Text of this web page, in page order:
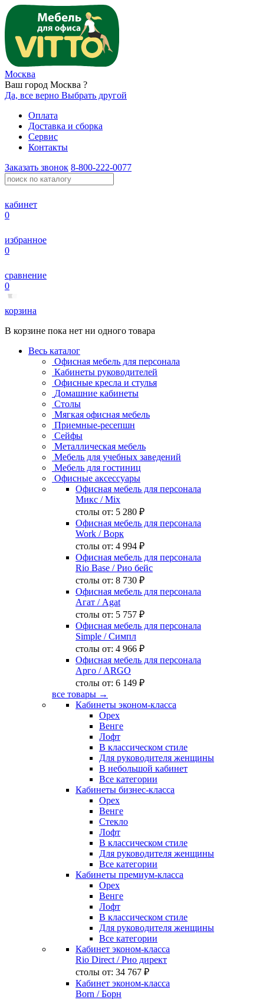
Москва
Ваш город Москва ?
Да, все верно Выбрать другой
Оплата
Доставка и сборка
Сервис
Контакты
Заказать звонок 8-800-222-0077
кабинет
0
избранное
0
сравнение
0
корзина
В корзине пока нет ни одного товара
Весь каталог
Офисная мебель для персонала
Кабинеты руководителей
Офисные кресла и стулья
Домашние кабинеты
Столы
Мягкая офисная мебель
Приемные-ресепшн
Сейфы
Металлическая мебель
Мебель для учебных заведений
Мебель для гостиниц
Офисные аксессуары
Офисная мебель для персонала
Микс / Mix
столы от: 5 280 ₽
Офисная мебель для персонала
Work / Ворк
столы от: 4 994 ₽
Офисная мебель для персонала
Rio Base / Рио бейс
столы от: 8 730 ₽
Офисная мебель для персонала
Агат / Agat
столы от: 5 757 ₽
Офисная мебель для персонала
Simple / Симпл
столы от: 4 966 ₽
Офисная мебель для персонала
Арго / ARGO
столы от: 6 149 ₽
все товары →
Кабинеты эконом-класса
Орех
Венге
Лофт
В классическом стиле
Для руководителя женщины
В небольшой кабинет
Все категории
Кабинеты бизнес-класса
Орех
Венге
Стекло
Лофт
В классическом стиле
Для руководителя женщины
Все категории
Кабинеты премиум-класса
Орех
Венге
Лофт
В классическом стиле
Для руководителя женщины
Все категории
Кабинет эконом-класса
Rio Direct / Рио директ
столы от: 34 767 ₽
Кабинет эконом-класса
Born / Борн